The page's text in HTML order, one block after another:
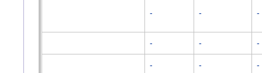
- - -
- - -
- - -